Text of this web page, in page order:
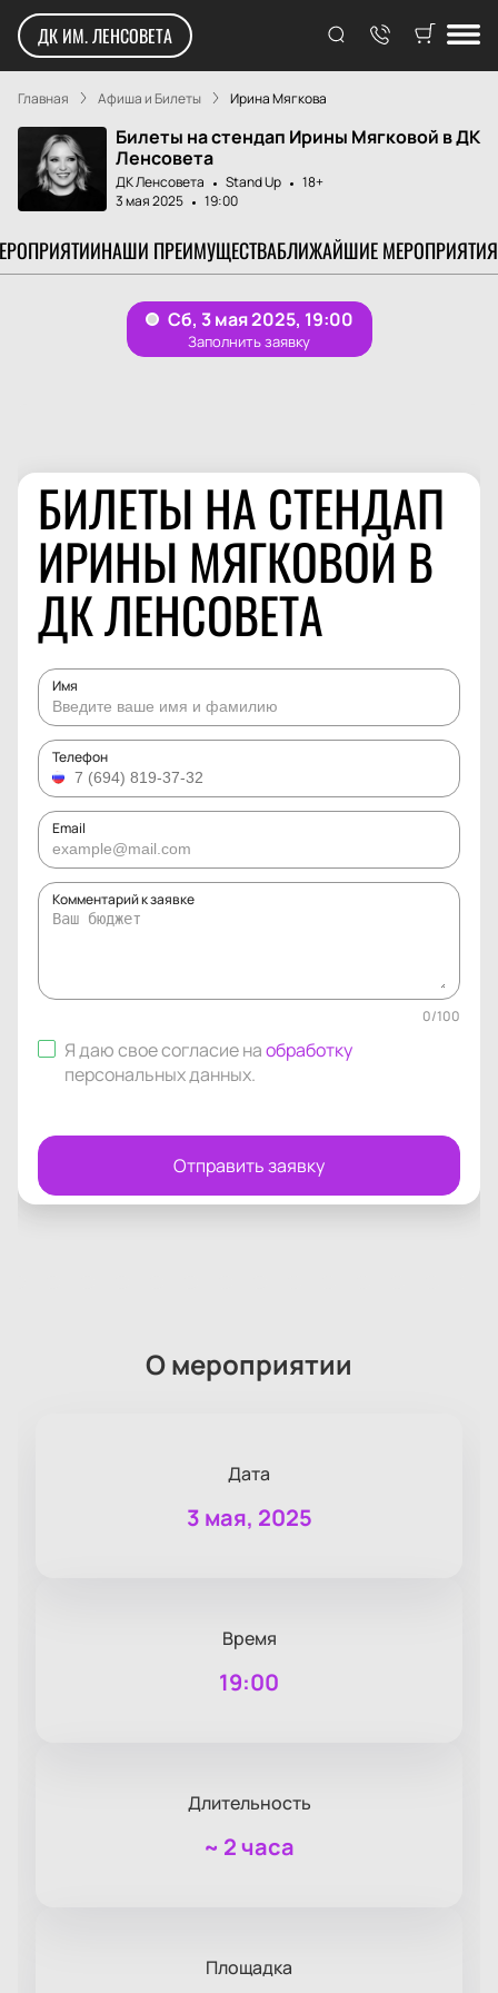
ДК ИМ. ЛЕНСОВЕТА
Главная Афиша и Билеты Ирина Мягкова
Билеты на стендап Ирины Мягковой в ДК
Ленсовета
ДК Ленсовета Stand Up
18+
3 мая 2025
19:00
НАШИ ПРЕИМУЩЕСТВАБЛИЖАЙШИЕ МЕРОПРИЯТИЯ
БИЛЕТЫ НА СТЕНДАП
ИРИНЫ МЯГКОВОЙ В
ДК ЛЕНСОВЕТА
Имя
Телефон
Email
Комментарий к заявке
0/100
Я даю свое согласие наобработку
персональных данных.
Отправить заявку
О мероприятии
Дата
3 мая, 2025
Время
19:00
Длительность
~ 2 часа
Площадка